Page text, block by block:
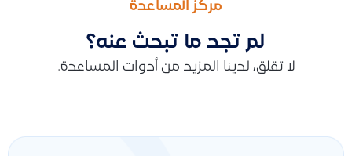
مركز المساعدة
لم تجد ما تبحث عنه؟
لا تقلق، لدينا المزيد من أدوات المساعدة.